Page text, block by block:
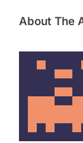
About The